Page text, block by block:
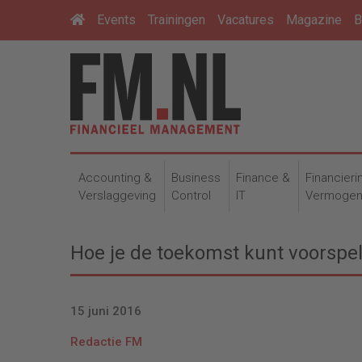
Events Trainingen Vacatures Magazine
Accounting &
Verslaggeving
Business
Control
Finance &
IT
Vermogen
Hoe je de toekomst kunt
15 juni 2016
Redactie FM